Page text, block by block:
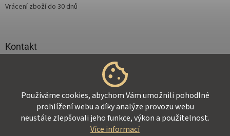
Používáme cookies, abychom Vám umožnili pohodlné
prohlížení webu a díky analýze provozu webu
neustále zlepšovali jeho funkce, výkon a použitelnost.
Více informací
Vrácení zboží do 30 dnů
Kontakt